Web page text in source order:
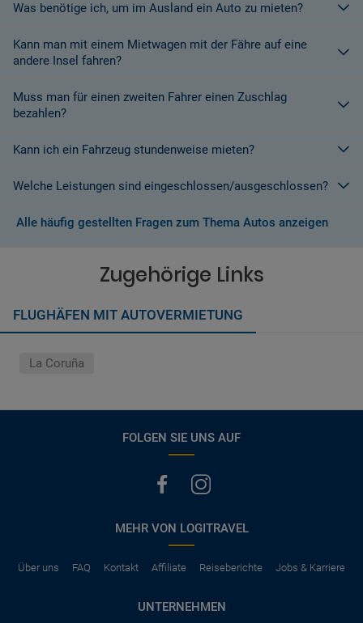
Was benötige ich, um im Ausland ein Auto zu mieten?
Mit einem europäischen Führerschein ist es kein Problem ein
Fahrzeug zu mieten. In Europa und bei den meisten
Kann man mit einem Mietwagen mit der Fähre auf eine
andere Insel fahren?
Die meisten Fahrzeugvermieter erlauben aus Gründen des
Versicherungsschutzes an Bord eines Schiffes nicht, dass ihre
Informationen finden Sie in den Bedingungen des Vermieters.
Muss man für einen zweiten Fahrer einen Zuschlag
bezahlen?
Ja. Für jeden zusätzlichen Fahrer muss am Zielort ein Zuschlag
Sonderangebot informiert, bei dem ein zusätzlicher Fahrer
Kann ich ein Fahrzeug stundenweise mieten?
Derzeit ist der Mindestzeitraum für eine Autoanmietung 24
Welche Leistungen sind eingeschlossen/ausgeschlossen?
Normalerweise werden Ihnen in den AGB's die Leistungen beim
(Normalerweise mit SB)
ausgeschlossen
Vollkasko Versicherung
Parkhäuser, Maut, Steuern, Strafzettel
Alle häufig gestellten Fragen zum Thema Autos anzeigen
Zugehörige Links
FLUGHÄFEN MIT AUTOVERMIETUNG
La Coruña
FOLGEN SIE UNS AUF
MEHR VON LOGITRAVEL
Über uns FAQ Kontakt Affiliate Reiseberichte Jobs & Karriere
UNTERNEHMEN